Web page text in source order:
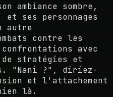
ambiance sombre,
ses personnages
autre
contre les
avec
stratégies et
"Nani ?", diriez-
et l'attachement
là.